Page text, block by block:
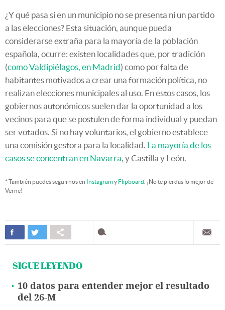
¿Y qué pasa si en un municipio no se presenta ni un partido
a las elecciones? Esta situación, aunque pueda
considerarse extraña para la mayoría de la población
española, ocurre: existen localidades que, por tradición
(como Valdipiélagos, en Madrid) como por falta de
habitantes motivados a crear una formación política, no
realizan elecciones municipales al uso. En estos casos, los
gobiernos autonómicos suelen dar la oportunidad a los
vecinos para que se postulen de forma individual y puedan
ser votados. Si no hay voluntarios, el gobierno establece
una comisión gestora para la localidad. La mayoría de los
casos se concentran en Navarra , y Castilla y León.
* También puedes seguirnos en Instagramy Flipboard . ¡No te pierdas lo mejor de
Verne!
SIGUE LEYENDO
10 datos para entender mejor el resultado
del 26-M